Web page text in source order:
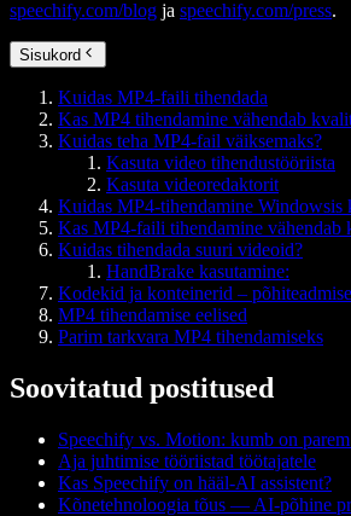
speechify.com/blog ja speechify.com/press.
Sisukord
Kuidas MP4-faili tihendada
Kas MP4 tihendamine vähendab
Kuidas teha MP4-fail väiksemaks?
Kasuta video tihendustööriista
Kasuta videoredaktorit
Kuidas MP4-tihendamine Windowsis
Kas MP4-faili tihendamine vähendab
Kuidas tihendada suuri videoid?
HandBrake kasutamine:
Kodekid ja konteinerid –
MP4 tihendamise eelised
Parim tarkvara MP4 tihendamiseks
Soovitatud postitused
Speechify vs. Motion: kumb on
Aja juhtimise tööriistad töötajatele
Kas Speechify on hääl-AI assistent?
Kõnetehnoloogia tõus — AI-põhine